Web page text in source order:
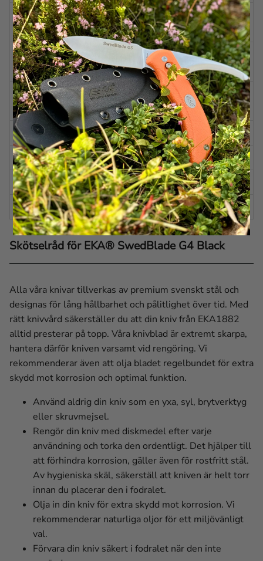
BLADSLIPNING
(GUTTING)
Skandinavisk
BLADVINKEL
(SKINNING)
Ca. 15 grader per sida
BLADVINKEL
(GUTTING)
Ca. 12 grader per sida
HANDTAG
Proflex™
FODRAL
Kydex
EGENSKAPER
Växlingsbar
ÖVRIGT
Isärtagbar funktion
Skötselråd för EKA® SwedBlade G4 Black
Alla våra knivar tillverkas av premium svenskt stål och
designas för lång hållbarhet och pålitlighet över tid. Med
rätt knivvård säkerställer du att din kniv från EKA1882
alltid presterar på topp. Våra knivblad är extremt skarpa,
hantera därför kniven varsamt vid rengöring. Vi
rekommenderar även att olja bladet regelbundet för extra
skydd mot korrosion och optimal funktion.
Använd aldrig din kniv som en yxa, syl, brytverktyg
eller skruvmejsel.
Rengör din kniv med diskmedel efter varje
användning och torka den ordentligt. Det hjälper till
att förhindra korrosion, gäller även för rostfritt stål.
Av hygieniska skäl, säkerställ att kniven är helt torr
innan du placerar den i fodralet.
Olja in din kniv för extra skydd mot korrosion. Vi
rekommenderar naturliga oljor för ett miljövänligt
val.
Förvara din kniv säkert i fodralet när den inte